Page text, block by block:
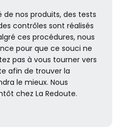
nos produits, des tests
contrôles sont réalisés
ces procédures, nous
pour que ce souci ne
pas à vous tourner vers
afin de trouver la
le mieux. Nous
chez La Redoute.